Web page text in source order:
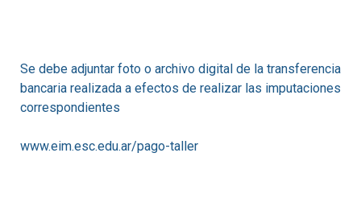
Se debe adjuntar foto o archivo digital de la transferencia
bancaria realizada a efectos de realizar las imputaciones
correspondientes
www.eim.esc.edu.ar/pago-taller